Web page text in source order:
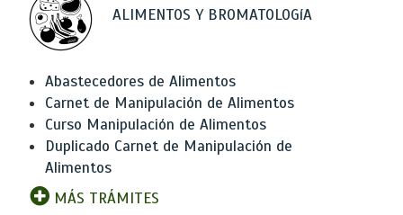
ALIMENTOS Y BROMATOLOGíA
Abastecedores de Alimentos
Carnet de Manipulación de Alimentos
Curso Manipulación de Alimentos
Duplicado Carnet de Manipulación de
Alimentos
MÁS TRÁMITES